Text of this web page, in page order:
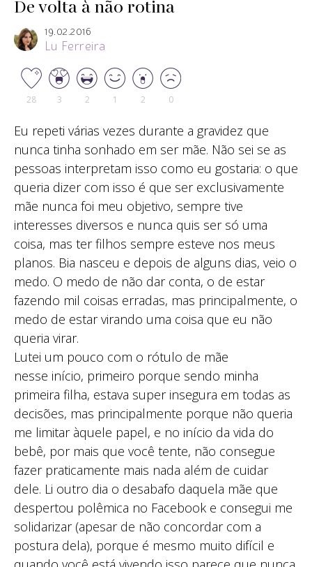
De volta à não rotina
19.02.2016
Lu Ferreira
28 3 2 1 2 0
Eu repeti várias vezes durante a gravidez que
nunca tinha sonhado em ser mãe. Não sei se as
pessoas interpretam isso como eu gostaria: o que
queria dizer com isso é que ser exclusivamente
mãe nunca foi meu objetivo, sempre tive
interesses diversos e nunca quis ser só uma
coisa, mas ter filhos sempre esteve nos meus
planos. Bia nasceu e depois de alguns dias, veio o
medo. O medo de não dar conta, o de estar
fazendo mil coisas erradas, mas principalmente, o
medo de estar virando uma coisa que eu não
queria virar.
Lutei um pouco com o rótulo de mãe
nesse início, primeiro porque sendo minha
primeira filha, estava super insegura em todas as
decisões, mas principalmente porque não queria
me limitar àquele papel, e no início da vida do
bebê, por mais que você tente, não consegue
fazer praticamente mais nada além de cuidar
dele. Li outro dia o desabafo daquela mãe que
despertou polêmica no Facebook e consegui me
solidarizar (apesar de não concordar com a
postura dela), porque é mesmo muito difícil e